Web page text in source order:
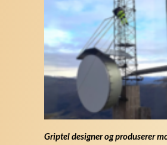
Griptel designer og produserer